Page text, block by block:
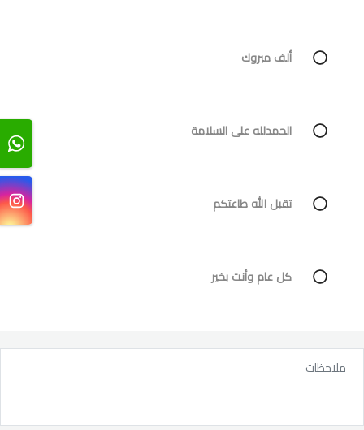
ألف مبروك
الحمدلله على السلامة
تقبل الله طاعتكم
كل عام وأنت بخير
ملاحظات